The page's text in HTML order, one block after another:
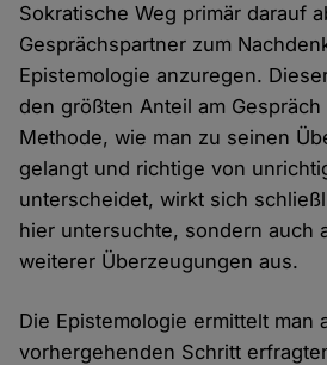
Sokratische Weg primär darauf
Gesprächspartner zum
Epistemologie anzuregen.
den größten Anteil am
Methode, wie man zu seinen
gelangt und richtige von
unterscheidet, wirkt sich
hier untersuchte, sondern auch
weiterer Überzeugungen aus.
Die Epistemologie ermittelt man
vorhergehenden Schritt